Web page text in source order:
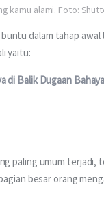
kamu alami. Foto:
dalam tahap
yaitu:
di Balik Dugaan
paling umum
besar orang